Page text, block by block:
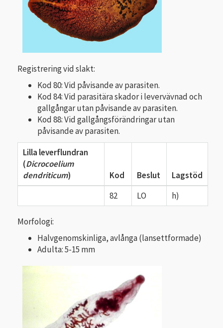
Registrering vid slakt:
Kod 80: Vid påvisande av parasiten.
Kod 84: Vid parasitära skador i levervävnad och
gallgångar utan påvisande av parasiten.
Kod 88: Vid gallgångsförändringar utan
påvisande av parasiten.
Lilla leverflundran
(Dicrocoelium
dendriticum) Kod Beslut
Lagstöd
82
LO h)
Morfologi:
Halvgenomskinliga, avlånga (lansettformade)
Adulta: 5-15 mm